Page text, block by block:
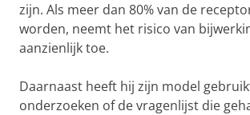
zijn. Als meer dan 80% van de
worden, neemt het risico van
aanzienlijk toe.
Daarnaast heeft hij zijn model
onderzoeken of de vragenlijst die